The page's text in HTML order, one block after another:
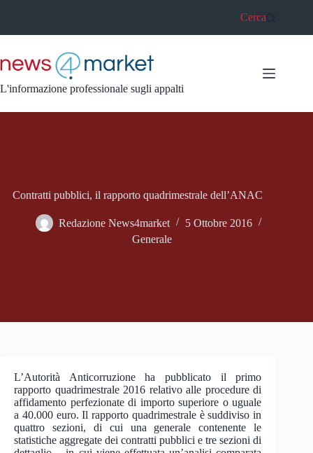
Cerca
L'informazione professionale sugli appalti
Contratti pubblici, il rapporto quadrimestrale dell’ANAC
Redazione News4market
5 Ottobre 2016
Generale
L’Autorità Anticorruzione ha pubblicato il primo
rapporto quadrimestrale 2016 relativo alle procedure di
affidamento perfezionate di importo superiore o uguale
a 40.000 euro. Il rapporto quadrimestrale è suddiviso in
quattro sezioni, di cui una generale contenente le
statistiche aggregate dei contratti pubblici e tre sezioni di